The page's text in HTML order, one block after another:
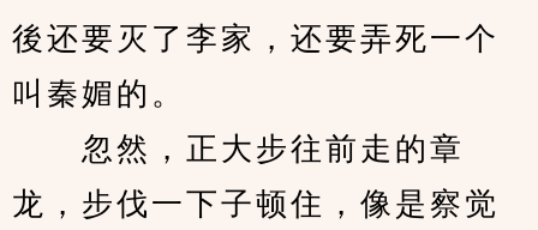
後还要灭了李家，还要弄死一个
叫秦媚的。
忽然，正大步往前走的章
龙，步伐一下子顿住，像是察觉